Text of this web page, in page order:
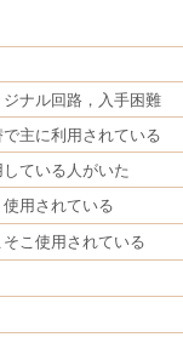
ジナル回路，入手困難
で主に利用されている
している人がいた
使用されている
そこ使用されている